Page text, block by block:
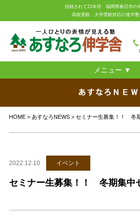
信頼されて21年目 福岡県春日市の
高校受験、大学受験対応の進学塾
メニュー ▼
本館 小学部 一斉授業
本館 中学部 一斉授業
別館 小・中・高 個別 ブロードバンド予備
HOME> あすなろNEWS> セミナー生募集！！ 冬
2022.12.10 イベント
セミナー生募集！！ 冬期集中